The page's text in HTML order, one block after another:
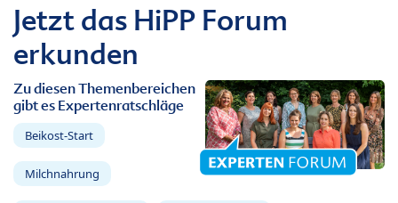
Jetzt das HiPP Forum
erkunden
Zu diesen Themenbereichen
gibt es Expertenratschläge
Beikost-Start
Milchnahrung